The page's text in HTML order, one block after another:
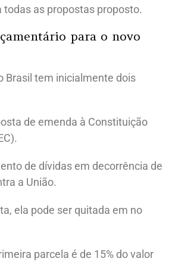
todas as propostas proposto.
para o novo
Brasil tem inicialmente dois
de emenda à Constituição
de dívidas em decorrência de
a União.
ela pode ser quitada em no
parcela é de 15% do valor